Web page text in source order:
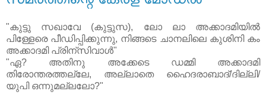
"കുട്ടു സഖാവേ (കുട്ടുസ), ലോ ലാ അക്കാദമിയില്‍
പിള്ളേരെ പീഡിപ്പിക്കുന്നു, നിങ്ങടെ ചാനലിലെ കുശിനി കം
അക്കാദമി പ്രിന്സിവാള്‍"
"ഏ? അതിനു അക്കേടെ ഡമ്മി അക്കാദമി
തിരോന്തരത്തല്ലേ, അല്ലാതെ ഹൈദരാബാദ്/ദില്ലി/
യുപി ഒന്നുമല്ലലോ?"